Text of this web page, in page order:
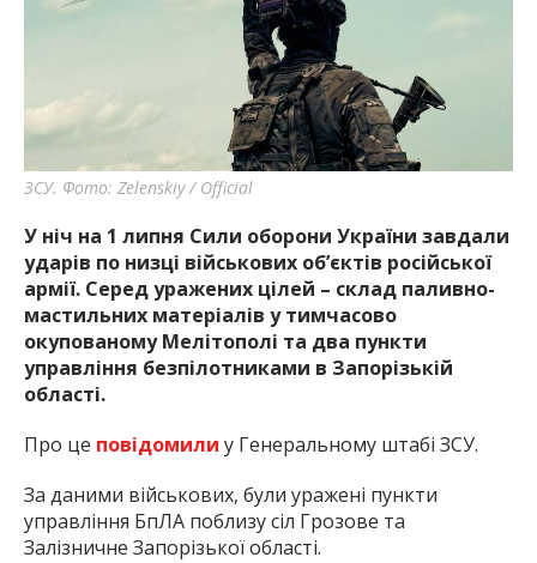
найважливішу інформацію про події
міста Запоріжжя та області.
ЗСУ. Фото: Zelenskiy / Official
У ніч на 1 липня Сили оборони України завдали
ударів по низці військових об’єктів російської
армії. Серед уражених цілей – склад паливно-
мастильних матеріалів у тимчасово
окупованому Мелітополі та два пункти
управління безпілотниками в Запорізькій
області.
Про це повідомили у Генеральному штабі ЗСУ.
За даними військових, були уражені пункти
управління БпЛА поблизу сіл Грозове та
Залізничне Запорізької області.